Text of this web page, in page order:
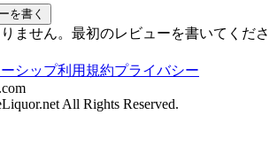
を書く
ません。最初のレビューを書いてくださ
シップ利用規約プライバシー
All Rights Reserved.